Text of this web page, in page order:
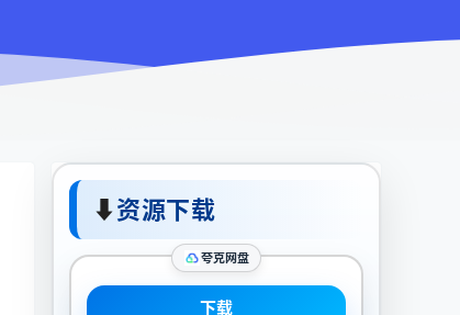
⬇资源下载
夸克网盘
下载